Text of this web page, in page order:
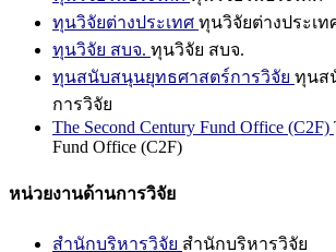
ทุนวิจัยต่างประเทศ ทุนวิจัยต่างประเท
ทุนวิจัย สบจ. ทุนวิจัย สบจ.
ทุนสนับสนุนยุทธศาสตร์การวิจัย ทุนส
การวิจัย
The Second Century Fund Office (C2F)
Fund Office (C2F)
หน่วยงานด้านการวิจัย
สำนักบริหารวิจัย สำนักบริหารวิจัย